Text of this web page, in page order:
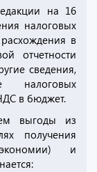
на 16
налоговых
в
отчетности
сведения,
налоговых
в бюджет.
выгоды из
получения
и